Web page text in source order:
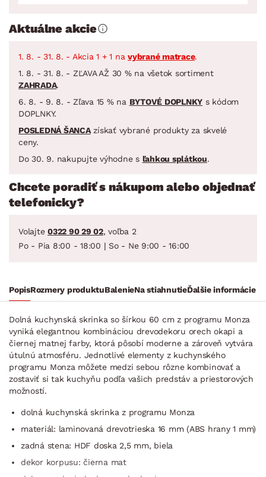
Aktuálne akcie
1. 8. - 31. 8. - Akcia 1 + 1 na vybrané matrace.
1. 8. - 31. 8. - ZĽAVA AŽ 30 % na všetok sortiment
ZAHRADA.
6. 8. - 9. 8. - Zľava 15 % na BYTOVÉ DOPLNKY s kódom
DOPLNKY.
POSLEDNÁ ŠANCAzískať vybrané produkty za skvelé
ceny.
Do 30. 9. nakupujte výhodne s ľahkou splátkou.
Chcete poradiť s nákupom alebo objednať
telefonicky?
Volajte 0322 90 29 02, voľba 2
Po - Pia 8:00 - 18:00 | So - Ne 9:00 - 16:00
PopisRozmery produktuBalenieNa stiahnutieĎalšie informácie
Dolná kuchynská skrinka so šírkou 60 cm z programu Monza
vyniká elegantnou kombináciou drevodekoru orech okapi a
čiernej matnej farby, ktorá pôsobí moderne a zároveň vytvára
útulnú atmosféru. Jednotlivé elementy z kuchynského
programu Monza môžete medzi sebou rôzne kombinovať a
zostaviť si tak kuchyňu podľa vašich predstáv a priestorových
možností.
dolná kuchynská skrinka z programu Monza
materiál: laminovaná drevotrieska 16 mm (ABS hrany 1 mm)
zadná stena: HDF doska 2,5 mm, biela
dekor korpusu: čierna mat